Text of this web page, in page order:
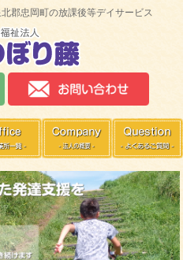
郡忠岡町の放課後等デイサービス